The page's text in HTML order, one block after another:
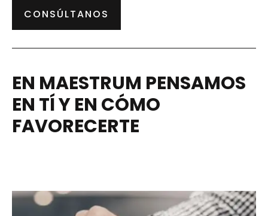
CONSÚLTANOS
EN MAESTRUM PENSAMOS
EN TÍ Y EN CÓMO
FAVORECERTE